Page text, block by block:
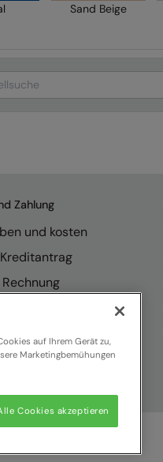
Sand Beige
Zahlung
und kosten
auf Ihrem Gerät zu,
Marketingbemühungen
Cookies akzeptieren